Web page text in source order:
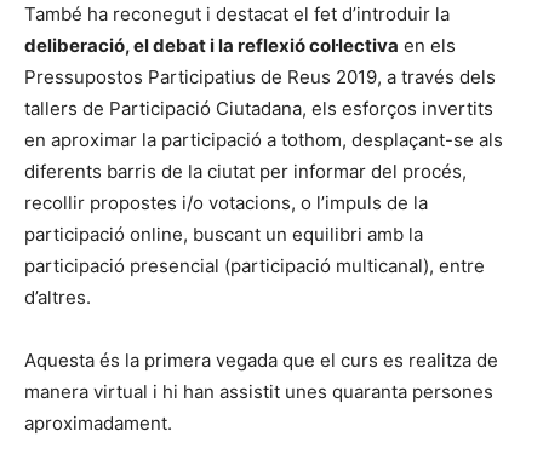
També ha reconegut i destacat el fet d’introduir la
deliberació, el debat i la reflexió col·lectiva en els
Pressupostos Participatius de Reus 2019, a través dels
tallers de Participació Ciutadana, els esforços invertits
en aproximar la participació a tothom, desplaçant-se als
diferents barris de la ciutat per informar del procés,
recollir propostes i/o votacions, o l’impuls de la
participació online, buscant un equilibri amb la
participació presencial (participació multicanal), entre
d’altres.
Aquesta és la primera vegada que el curs es realitza de
manera virtual i hi han assistit unes quaranta persones
aproximadament.